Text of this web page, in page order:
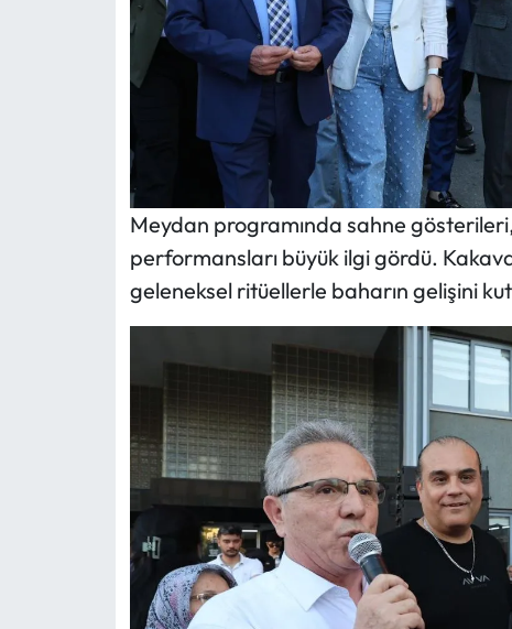
Meydan programında sahne
performansları büyük ilgi gördü.
geleneksel ritüellerle baharın gelişini